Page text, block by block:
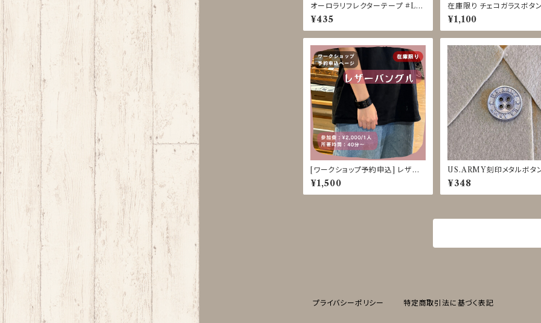
オーロラリフレクターテープ #LIG
HTFORCE 黒 25mm◇1ｍ単位
で切り売り
¥435
在庫限り チェコガラスボタ
m HPO11134〜11139
¥1,100
[ワークショップ予約申込] レザー
バングル クラフト体験 8/31-9/4
¥1,500
US.ARMY刻印メタルボタ
m マットシルバー JDP-
¥348
プライバシーポリシー 特定商取引法に基づく表記